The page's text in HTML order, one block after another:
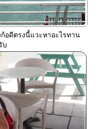
อดีตรงนี้แวะหาอะไรทาน
บ